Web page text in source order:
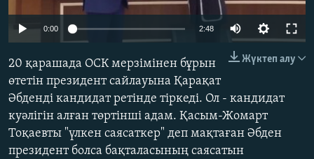
Басқа тілдерде
Auto 360p 480p
1080p
0:00 2:48
480p
720p
1080p
Жүктеп алу
20 қарашада ОСК мерзімінен бұрын
өтетін президент сайлауына Қарақат
Әбденді кандидат ретінде тіркеді. Ол - кандидат
куәлігін алған төртінші адам. Қасым-Жомарт
Тоқаевты "үлкен саясаткер" деп мақтаған Әбден
президент болса бақталасының саясатын